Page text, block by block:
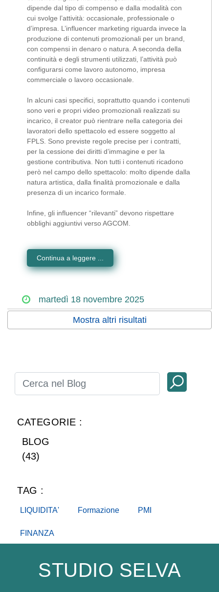
dipende dal tipo di compenso e dalla modalità con
cui svolge l’attività: occasionale, professionale o
d’impresa. L’influencer marketing riguarda invece la
produzione di contenuti promozionali per un brand,
con compensi in denaro o natura. A seconda della
continuità e degli strumenti utilizzati, l’attività può
configurarsi come lavoro autonomo, impresa
commerciale o lavoro occasionale.
In alcuni casi specifici, soprattutto quando i contenuti
sono veri e propri video promozionali realizzati su
incarico, il creator può rientrare nella categoria dei
lavoratori dello spettacolo ed essere soggetto al
FPLS. Sono previste regole precise per i contratti,
per la cessione dei diritti d’immagine e per la
gestione contributiva. Non tutti i contenuti ricadono
però nel campo dello spettacolo: molto dipende dalla
natura artistica, dalla finalità promozionale e dalla
presenza di un incarico formale.
Infine, gli influencer “rilevanti” devono rispettare
obblighi aggiuntivi verso AGCOM.
Continua a leggere ...
martedì 18 novembre 2025
Mostra altri risultati
CATEGORIE :
BLOG
(43)
TAG :
LIQUIDITA' Formazione PMI
FINANZA
STUDIO SELVA